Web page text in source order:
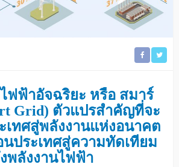
ฟฟ้าอัจฉริยะ หรือ สมาร์
Grid) ตัวแปรสำคัญที่จะ
เทศสู่พลังงานแห่งอนาคต
ประเทศสู่ความทัดเทียม
พลังงานไฟฟ้า